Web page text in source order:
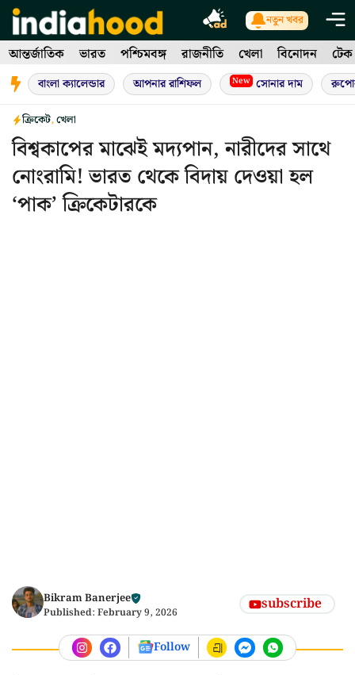
Skip
to
content
নতুন খবর
আন্তর্জাতিক ভারত পশ্চিমবঙ্গ রাজনীতি খেলা বিনোদন টেক
বাংলা ক্যালেন্ডার আপনার রাশিফল New সোনার দাম
ক্রিকেট,খেলা
বিশ্বকাপের মাঝেই মদ্যপান, নারীদের সাথে
নোংরামি! ভারত থেকে বিদায় দেওয়া হল
‘পাক’ ক্রিকেটারকে
Bikram Banerjee
Published: February 9, 2026 subscribe
Follow